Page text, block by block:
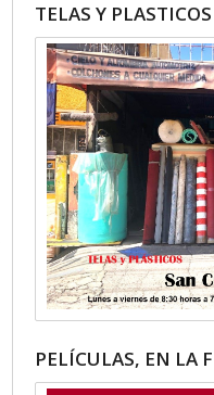
TELAS Y PLASTICOS
PELÍCULAS, EN LA